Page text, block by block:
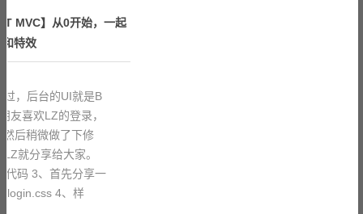
MVC】从0开始，一起
特效
，后台的UI就是B
友喜欢LZ的登录，
后稍微做了下修
就分享给大家。
代码 3、首先分享一
login.css 4、样